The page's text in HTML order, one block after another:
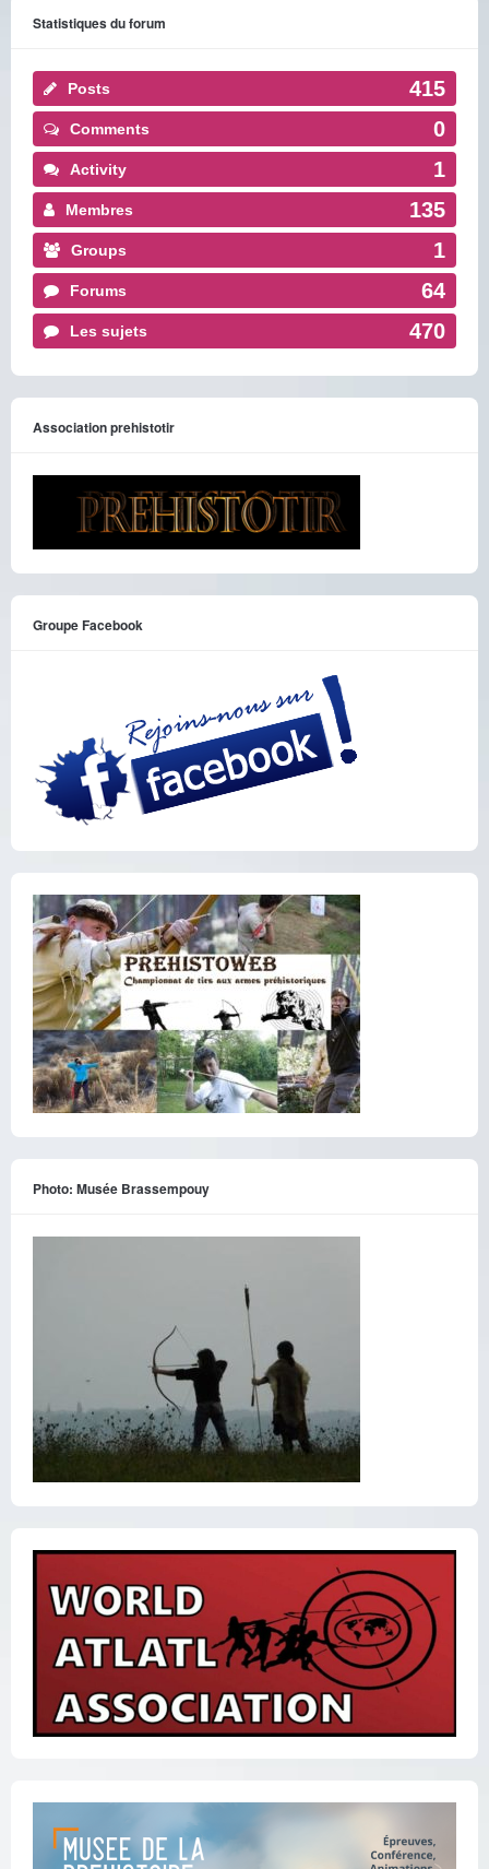
Statistiques du forum
Posts 415
Comments 0
Activity 1
Membres 135
Groups 1
Forums 64
Les sujets 470
Association prehistotir
Groupe Facebook
Photo: Musée Brassempouy